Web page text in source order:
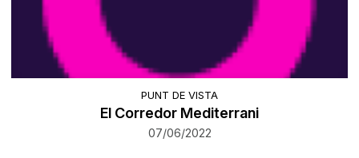
PUNT DE VISTA
El Corredor Mediterrani
07/06/2022